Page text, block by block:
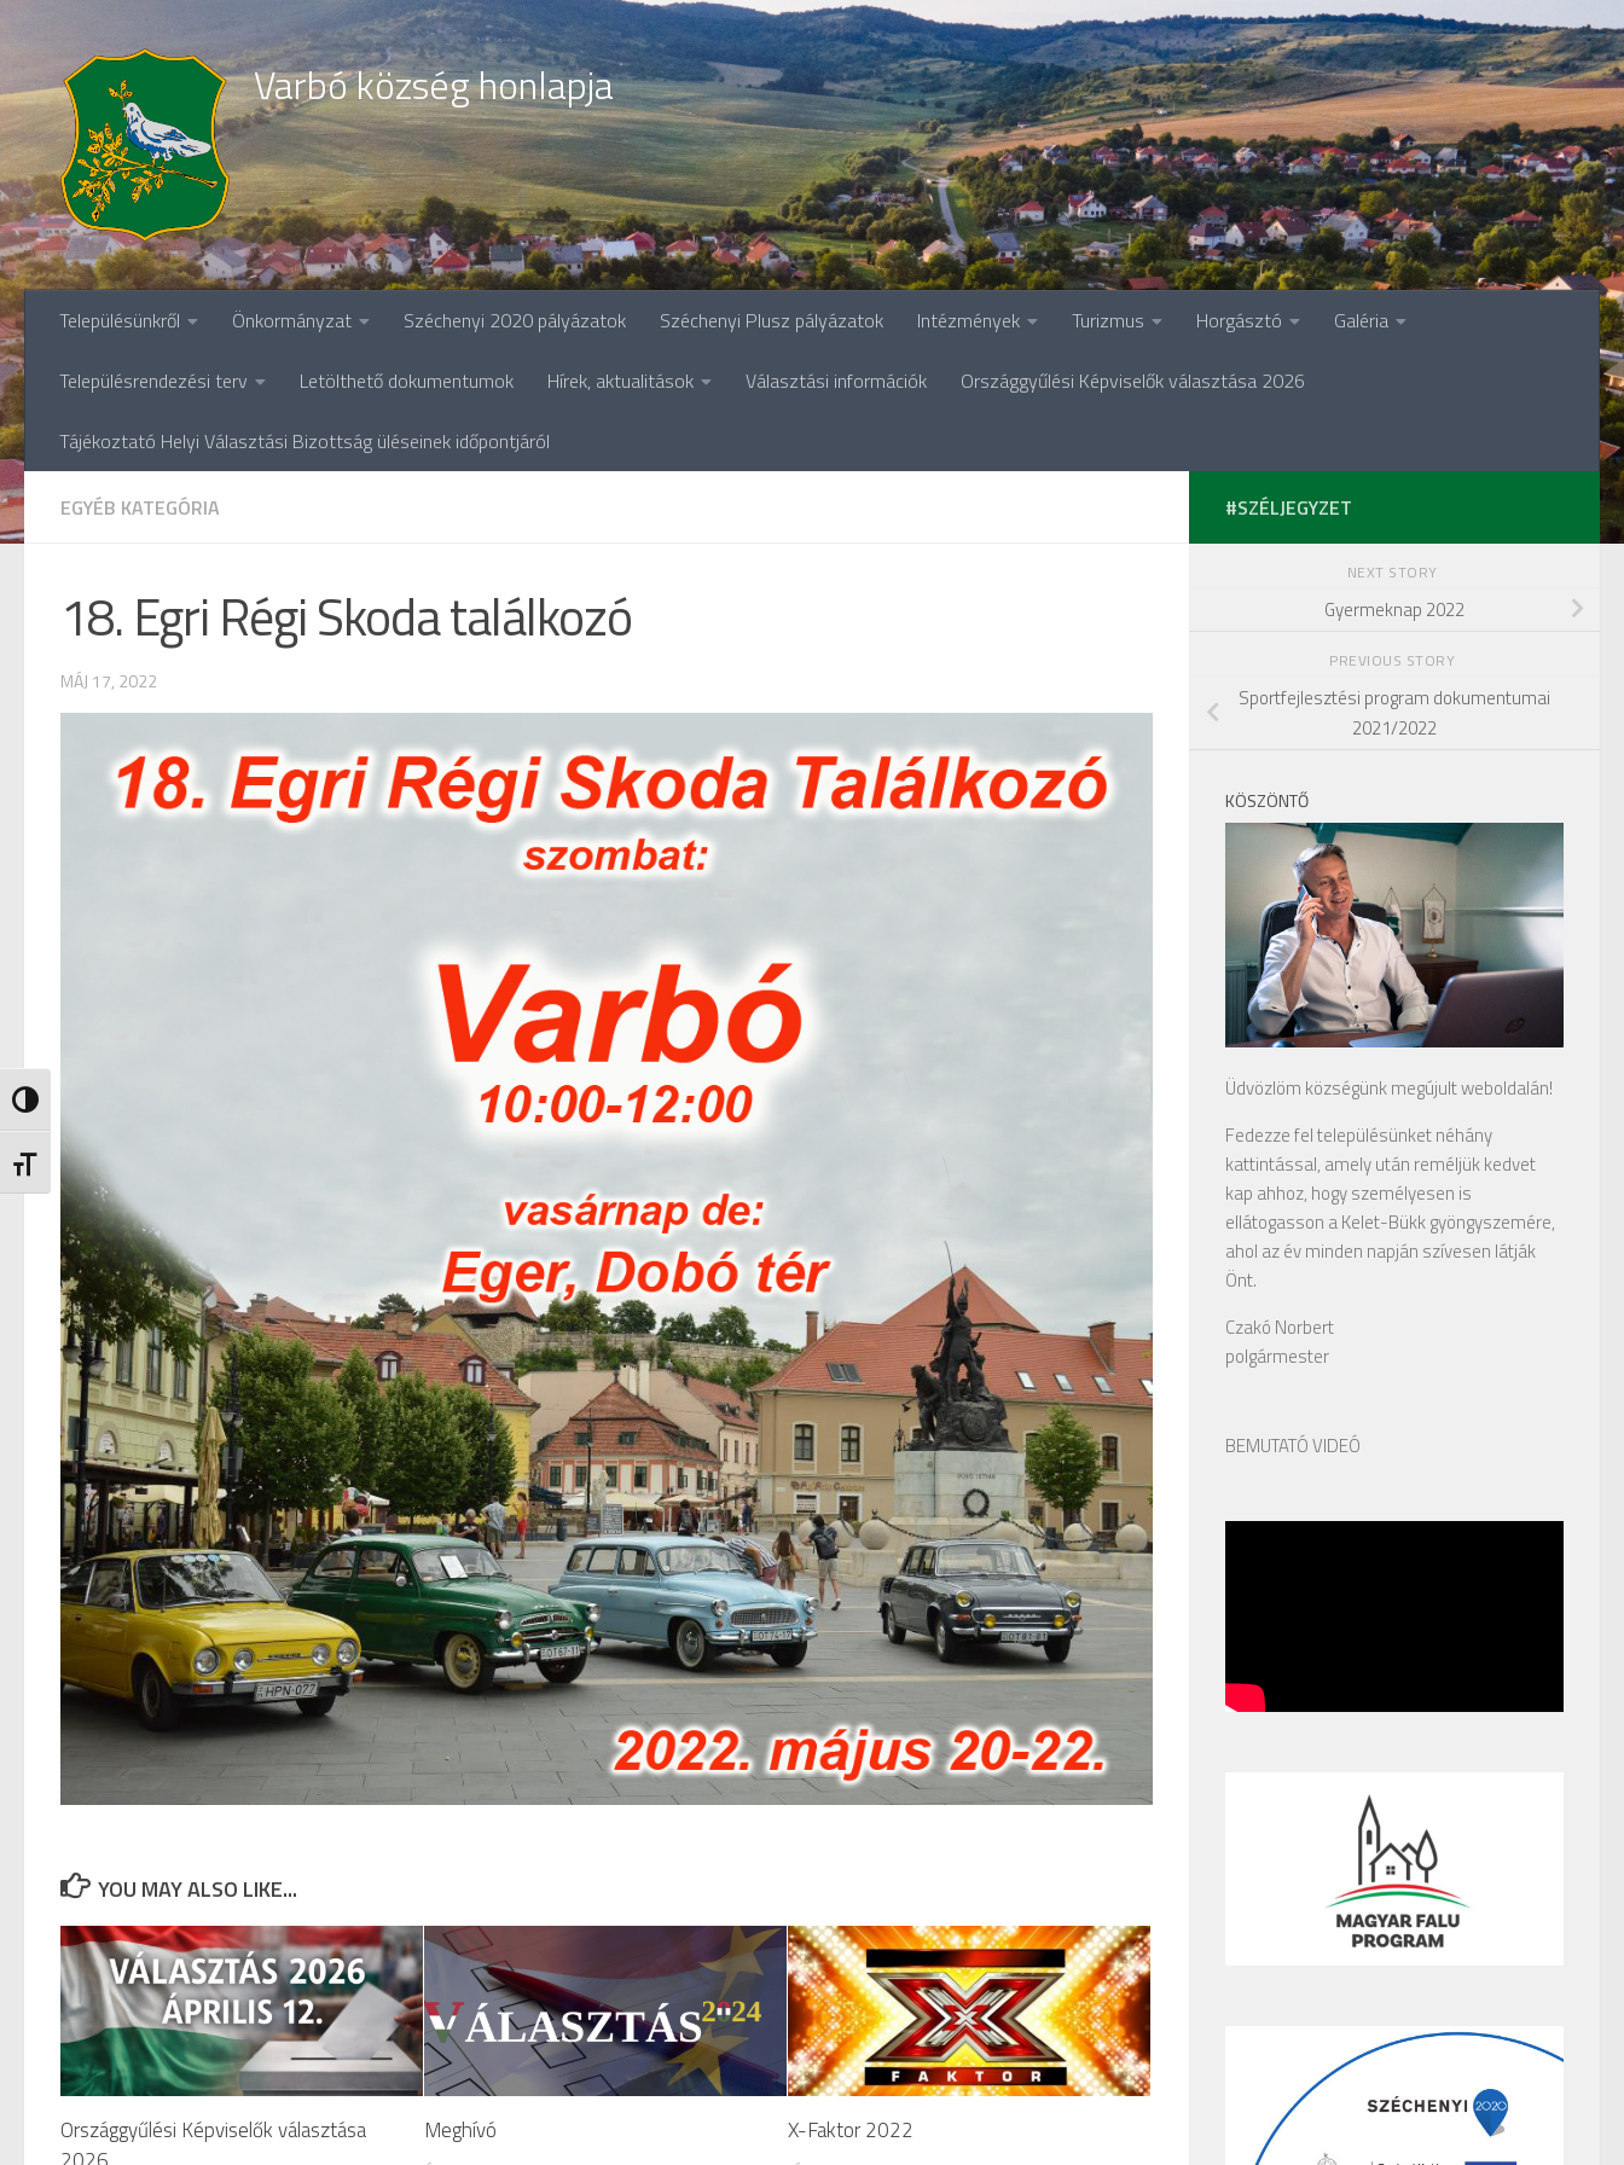
Nagy kontraszt váltása
Betűméret váltása
Varbó község honlapja
Településünkről Önkormányzat Széchenyi 2020 pályázatok Széchenyi Plusz pályázatok Intézmények Turizmus Horgásztó Galéria
Településrendezési terv Letölthető dokumentumok Hírek, aktualitások Választási információk Országgyűlési Képviselők választása 2026
Tájékoztató Helyi Választási Bizottság üléseinek időpontjáról
EGYÉB KATEGÓRIA
18. Egri Régi Skoda találkozó
MÁJ 17, 2022
YOU MAY ALSO LIKE...
Országgyűlési Képviselők választása
Meghívó X-Faktor 2022
#SZÉLJEGYZET
NEXT STORY
Gyermeknap 2022
PREVIOUS STORY
Sportfejlesztési program dokumentumai
2021/2022
KÖSZÖNTŐ
Üdvözlöm községünk megújult weboldalán!
Fedezze fel településünket néhány
kattintással, amely után reméljük kedvet
kap ahhoz, hogy személyesen is
ellátogasson a Kelet-Bükk gyöngyszemére,
ahol az év minden napján szívesen látják
Önt.
Czakó Norbert
polgármester
BEMUTATÓ VIDEÓ